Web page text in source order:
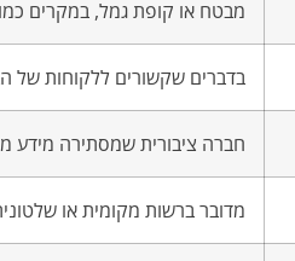
מבטח או קופת גמל, במקרים
בדברים שקשורים ללקוחות של
חברה ציבורית שמסתירה מידע
מדובר ברשות מקומית או